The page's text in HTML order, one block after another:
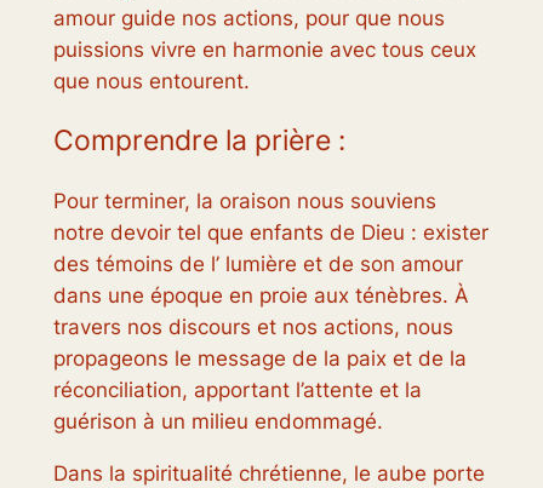
amour guide nos actions, pour que nous
puissions vivre en harmonie avec tous ceux
que nous entourent.
Comprendre la prière :
Pour terminer, la oraison nous souviens
notre devoir tel que enfants de Dieu : exister
des témoins de l’ lumière et de son amour
dans une époque en proie aux ténèbres. À
travers nos discours et nos actions, nous
propageons le message de la paix et de la
réconciliation, apportant l’attente et la
guérison à un milieu endommagé.
Dans la spiritualité chrétienne, le aube porte